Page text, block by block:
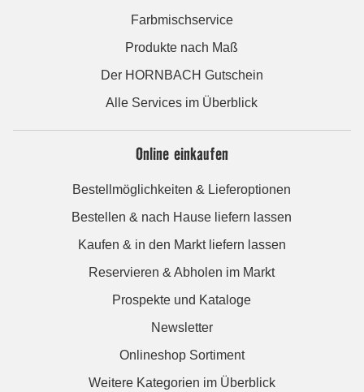
Farbmischservice
Produkte nach Maß
Der HORNBACH Gutschein
Alle Services im Überblick
Online einkaufen
Bestellmöglichkeiten & Lieferoptionen
Bestellen & nach Hause liefern lassen
Kaufen & in den Markt liefern lassen
Reservieren & Abholen im Markt
Prospekte und Kataloge
Newsletter
Onlineshop Sortiment
Weitere Kategorien im Überblick